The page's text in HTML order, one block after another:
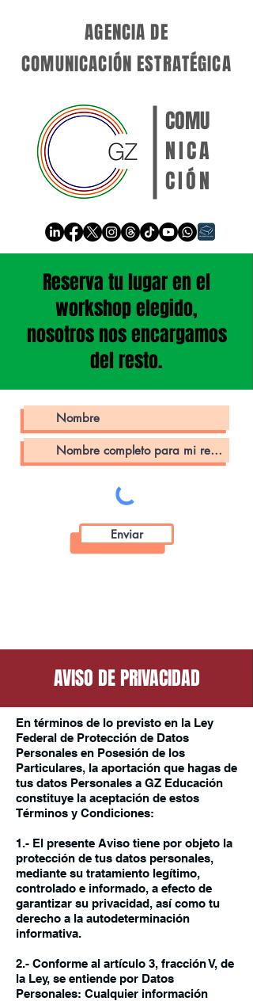
COMU
NICA
CIÓN
AGENCIA DE
COMUNICACIÓN ESTRATÉGICA
Reserva tu lugar en el
workshop elegido,
nosotros nos encargamos
del resto.
Enviar
AVISO DE PRIVACIDAD
En términos de lo previsto en la Ley
Federal de Protección de Datos
Personales en Posesión de los
Particulares, la aportación que hagas de
tus datos Personales a GZ Educación
constituye la aceptación de estos
Términos y Condiciones:
1.- El presente Aviso tiene por objeto la
protección de tus datos personales,
mediante su tratamiento legítimo,
controlado e informado, a efecto de
garantizar su privacidad, así como tu
derecho a la autodeterminación
informativa.
2.- Conforme al artículo 3, fracción V, de
la Ley, se entiende por Datos
Personales: Cualquier información